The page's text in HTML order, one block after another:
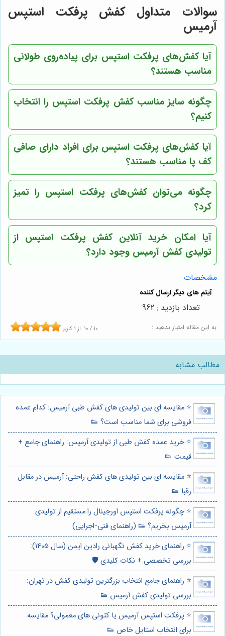
سوالات متداول کفش پرفکت استپس
آرمیس
آیا کفش‌های پرفکت استپس برای پیاده‌روی طولانی
مناسب هستند؟
چگونه سایز مناسب کفش پرفکت استپس را انتخاب
کنیم؟
آیا کفش‌های پرفکت استپس برای افراد دارای صافی
کف پا مناسب هستند؟
چگونه می‌توان کفش‌های پرفکت استپس را تمیز
کرد؟
آیا امکان خرید آنلاین کفش پرفکت استپس از
تولیدی کفش آرمیس وجود دارد؟
مشخصات
به این مقاله امتیاز بدهید : 10 / 10 از 1 کاربر
تعداد بازدید : 962
مطالب مشابه
⭐️ مقایسه ای بین تولیدی های کفش طبی آرمیس: کدام عمده
فروشی برای شما مناسب است؟ 👟
⭐️ خرید عمده کفش طبی از تولیدی آرمیس: راهنمای جامع +
قیمت 👟
⭐️ مقایسه ای بین تولیدی های کفش راحتی: آرمیس در مقابل
رقبا 👟
⭐️ چگونه پرفکت استپس اورجینال را مستقیم از تولیدی
آرمیس بخریم؟ 👟 (راهنمای فنی-اجرایی)
⭐️ راهنمای خرید کفش نگهبانی رادین ایمن (سال 1405):
بررسی تخصصی + نکات کلیدی 🛡️
⭐️ راهنمای جامع انتخاب بزرگترین تولیدی کفش در تهران:
بررسی تولیدی کفش آرمیس 👟
⭐️ پرفکت استپس آرمیس یا کتونی های معمولی؟ مقایسه
برای انتخاب استایل خاص 👟